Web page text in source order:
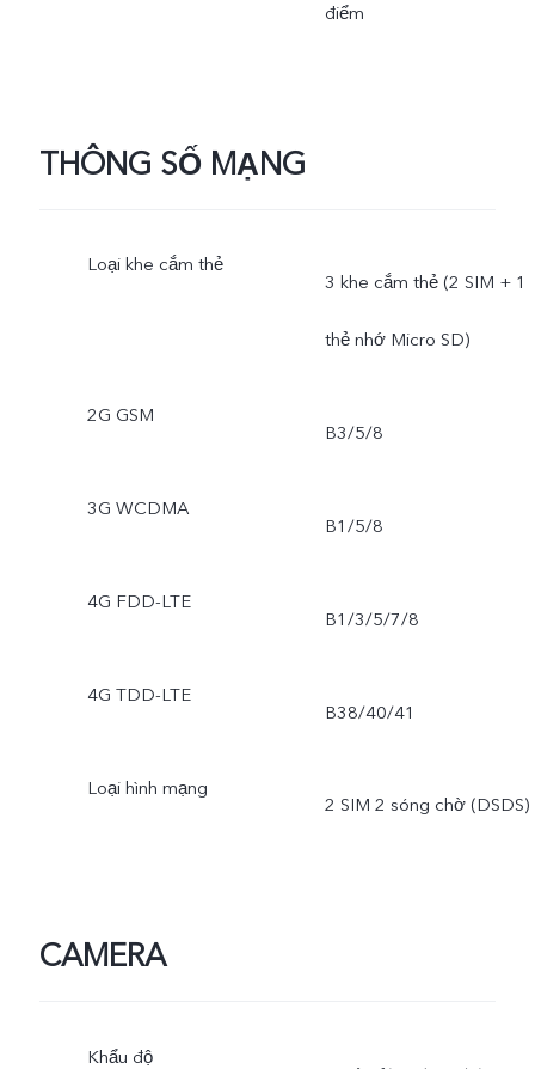
điểm
THÔNG SỐ MẠNG
Loại khe cắm thẻ
3 khe cắm thẻ (2 SIM + 1
thẻ nhớ Micro SD)
2G GSM
B3/5/8
3G WCDMA
B1/5/8
4G FDD-LTE
B1/3/5/7/8
4G TDD-LTE
B38/40/41
Loại hình mạng
2 SIM 2 sóng chờ (DSDS)
CAMERA
Khẩu độ